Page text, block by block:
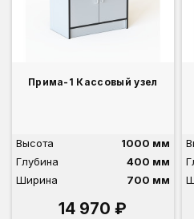
Прима-1 Кассовый узел
Высота
1000 мм
Глубина
400 мм
Ширина
700 мм
14 970 ₽